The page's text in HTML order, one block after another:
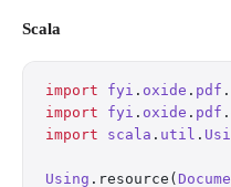
Scala
import fyi . oxide . pdf .
import fyi . oxide . pdf .
import scala . util .
Using .resource(